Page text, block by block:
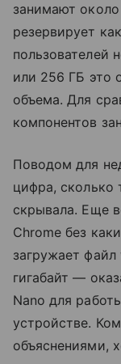
занимают
резервирует
пользователей
или 256 ГБ это
объема. Для
компонентов
Поводом для
цифра, сколько
скрывала. Еще
Chrome без
загружает
гигабайт —
Nano для
устройстве.
объяснениями,